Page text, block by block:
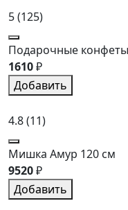
5(125)
Подарочные
1610₽
Добавить
4.8(11)
Мишка Амур 120 см
9520₽
Добавить